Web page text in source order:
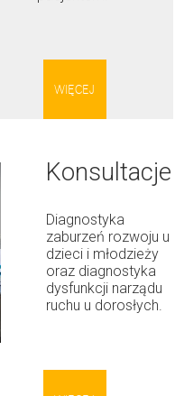
WIĘCEJ
Konsultacje
Diagnostyka
zaburzeń rozwoju u
dzieci i młodzieży
oraz diagnostyka
dysfunkcji narządu
ruchu u dorosłych.